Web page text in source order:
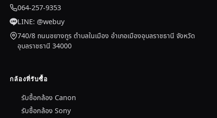
064-257-9353
LINE: @webuy
740/8 ถนนชยางกูร ตำบลในเมือง อำเภอเมืองอุบลราชธานี จังหวัด
อุบลราชธานี 34000
กล้องที่รับซื้อ
รับซื้อกล้อง Canon
รับซื้อกล้อง Sony